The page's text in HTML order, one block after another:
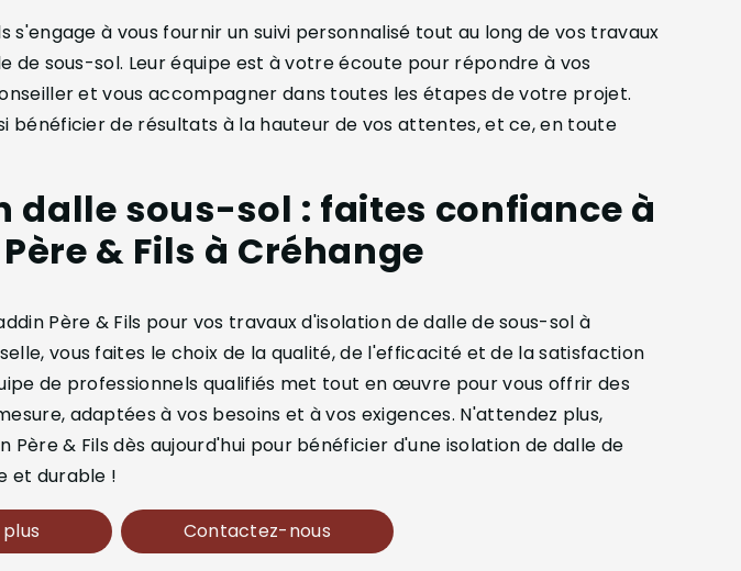
s'engage à vous fournir un suivi personnalisé tout au long de vos travaux
de sous-sol. Leur équipe est à votre écoute pour répondre à vos
et vous accompagner dans toutes les étapes de votre projet.
bénéficier de résultats à la hauteur de vos attentes, et ce, en toute
dalle sous-sol : faites confiance à
& Fils à Créhange
Père & Fils pour vos travaux d'isolation de dalle de sous-sol à
vous faites le choix de la qualité, de l'efficacité et de la satisfaction
de professionnels qualifiés met tout en œuvre pour vous offrir des
adaptées à vos besoins et à vos exigences. N'attendez plus,
Père & Fils dès aujourd'hui pour bénéficier d'une isolation de dalle de
et durable !
Contactez-nous